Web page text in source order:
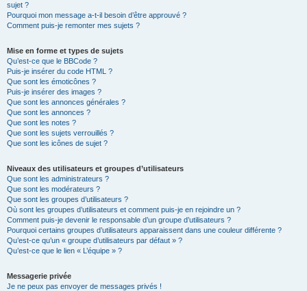
sujet ?
Pourquoi mon message a-t-il besoin d’être approuvé ?
Comment puis-je remonter mes sujets ?
Mise en forme et types de sujets
Qu’est-ce que le BBCode ?
Puis-je insérer du code HTML ?
Que sont les émoticônes ?
Puis-je insérer des images ?
Que sont les annonces générales ?
Que sont les annonces ?
Que sont les notes ?
Que sont les sujets verrouillés ?
Que sont les icônes de sujet ?
Niveaux des utilisateurs et groupes d’utilisateurs
Que sont les administrateurs ?
Que sont les modérateurs ?
Que sont les groupes d’utilisateurs ?
Où sont les groupes d’utilisateurs et comment puis-je en rejoindre un ?
Comment puis-je devenir le responsable d’un groupe d’utilisateurs ?
Pourquoi certains groupes d’utilisateurs apparaissent dans une couleur différente ?
Qu’est-ce qu’un « groupe d’utilisateurs par défaut » ?
Qu’est-ce que le lien « L’équipe » ?
Messagerie privée
Je ne peux pas envoyer de messages privés !